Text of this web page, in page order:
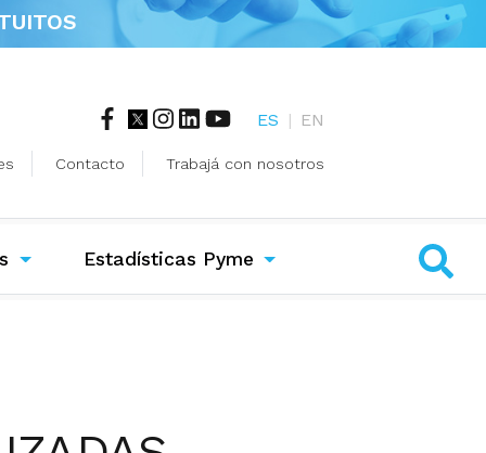
ES | EN
Contacto Trabajá con nosotros
Estadísticas Pyme